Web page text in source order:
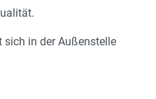
sich in der Außenstelle